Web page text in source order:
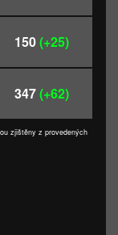
150(+25)
347(+62)
zjištěny z provedených